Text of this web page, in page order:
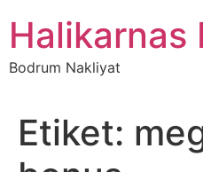
atlaHalikarnas
Bodrum Nakliyat
Etiket: